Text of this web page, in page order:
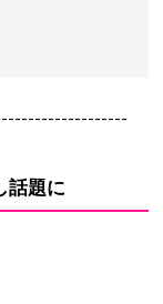
話題に